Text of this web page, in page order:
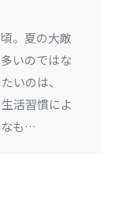
。夏の大敵
いのではな
いのは、
活習慣によ
なも…